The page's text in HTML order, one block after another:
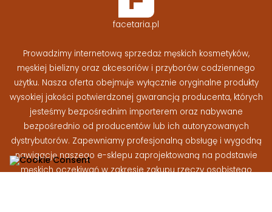
facetaria.pl
Prowadzimy internetową sprzedaż męskich kosmetyków,
męskiej bielizny oraz akcesoriów i przyborów codziennego
użytku. Nasza oferta obejmuje wyłącznie oryginalne produkty
wysokiej jakości potwierdzonej gwarancją producenta, których
jesteśmy bezpośrednim importerem oraz nabywane
bezpośrednio od producentów lub ich autoryzowanych
dystrybutorów. Zapewniamy profesjonalną obsługę i wygodną
nawigację naszego e-sklepu zaprojektowaną na podstawie
męskich oczekiwań w zakresie zakupu rzeczy osobistego